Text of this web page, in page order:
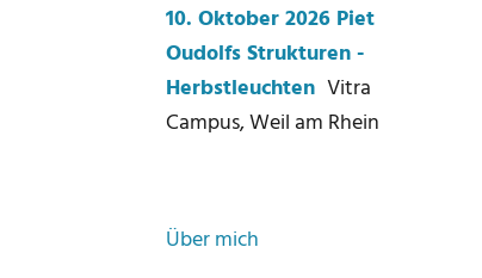
10. Oktober 2026 Piet
Oudolfs Strukturen -
Herbstleuchten Vitra
Campus, Weil am Rhein
Über mich